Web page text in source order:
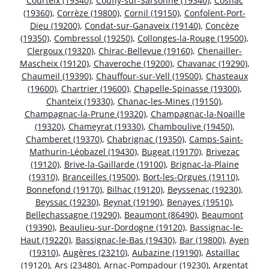
(19360), Corrèze (19800), Cornil (19150), Confolent-Port-
Dieu (19200), Condat-sur-Ganaveix (19140), Concèze
(19350), Combressol (19250), Collonges-la-Rouge (19500),
Clergoux (19320), Chirac-Bellevue (19160), Chenailler-
Mascheix (19120), Chaveroche (19200), Chavanac (19290),
Chaumeil (19390), Chauffour-sur-Vell (19500), Chasteaux
(19600), Chartrier (19600), Chapelle-Spinasse (19300),
Chanteix (19330), Chanac-les-Mines (19150),
Champagnac-la-Prune (19320), Champagnac-la-Noaille
(19320), Chameyrat (19330), Chamboulive (19450),
Chamberet (19370), Chabrignac (19350), Camps-Saint-
Mathurin-Léobazel (19430), Bugeat (19170), Brivezac
(19120), Brive-la-Gaillarde (19100), Brignac-la-Plaine
(19310), Branceilles (19500), Bort-les-Orgues (19110),
Bonnefond (19170), Bilhac (19120), Beyssenac (19230),
Beyssac (19230), Beynat (19190), Benayes (19510),
Bellechassagne (19290), Beaumont (86490), Beaumont
(19390), Beaulieu-sur-Dordogne (19120), Bassignac-le-
Haut (19220), Bassignac-le-Bas (19430), Bar (19800), Ayen
(19310), Augères (23210), Aubazine (19190), Astaillac
(19120), Ars (23480), Arnac-Pompadour (19230), Argentat